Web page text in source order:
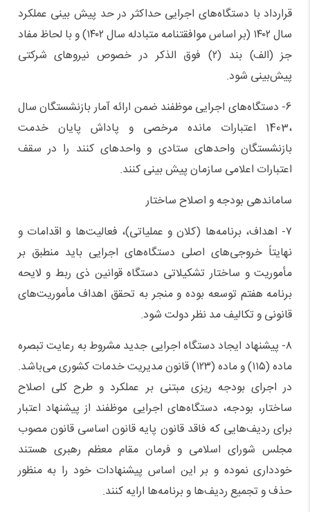
قرارداد با دستگاه‌های اجرایی حداکثر در حد پیش بینی عملکرد
سال ۱۴۰۲ (بر اساس موافقتنامه متبادله سال ۱۴۰۲) و با لحاظ مفاد
جز (الف) بند (۲) فوق الذکر در خصوص نیروهای شرکتی
پیش‌بینی شود.
6- دستگاه‌های اجرایی موظفند ضمن ارائه آمار بازنشستگان سال
،1403 اعتبارات مانده مرخصی و پاداش پایان خدمت
بازنشستگان واحدهای ستادی و واحدهای کنند را در سقف
اعتبارات اعلامی سازمان پیش بینی کنند.
ساماندهی بودجه و اصلاح ساختار
۷- اهداف، برنامه‌ها (کلان و عملیاتی)، فعالیت‌ها و اقدامات و
نهایتاً خروجی‌های اصلی دستگاه‌های اجرایی باید منطبق بر
مأموریت و ساختار تشکیلاتی دستگاه قوانین ذی ربط و لایحه
برنامه هفتم توسعه بوده و منجر به تحقق اهداف مأموریت‌های
قانونی و تکالیف مد نظر دولت شود.
۸- پیشنهاد ایجاد دستگاه اجرایی جدید مشروط به رعایت تبصره
ماده (۱۱۵) و ماده (۱۲۳) قانون مدیریت خدمات کشوری می‌باشد.
در اجرای بودجه ریزی مبتنی بر عملکرد و طرح کلی اصلاح
ساختار، بودجه، دستگاه‌های اجرایی موظفند از پیشنهاد اعتبار
برای ردیف‌هایی که فاقد قانون پایه قانون اساسی قانون مصوب
مجلس شورای اسلامی و فرمان مقام معظم رهبری هستند
خودداری نموده و بر این اساس پیشنهادات خود را به منظور
حذف و تجمیع ردیف‌ها و برنامه‌ها ارایه کنند.